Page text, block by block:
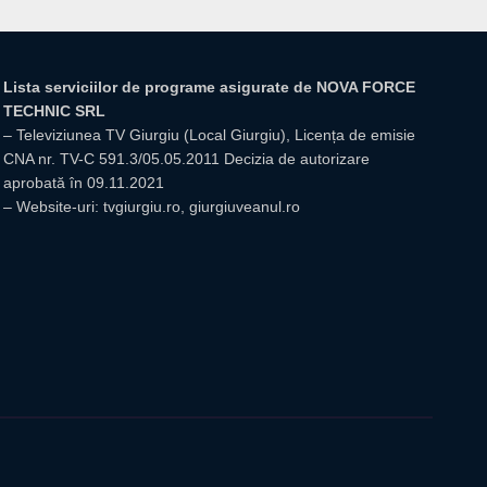
Lista serviciilor de programe asigurate de NOVA FORCE
TECHNIC SRL
– Televiziunea TV Giurgiu (Local Giurgiu), Licența de emisie
CNA nr. TV-C 591.3/05.05.2011 Decizia de autorizare
aprobată în 09.11.2021
– Website-uri: tvgiurgiu.ro, giurgiuveanul.ro